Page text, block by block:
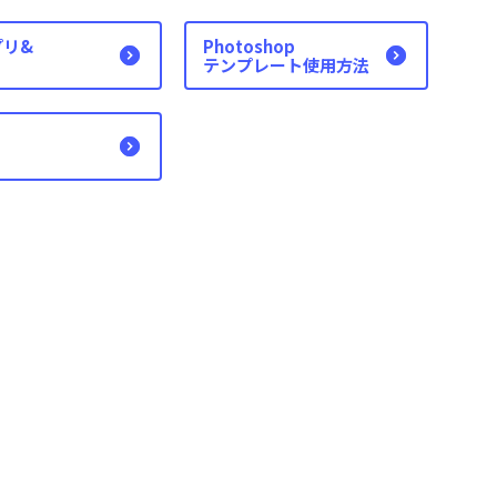
リ&
Photoshop
テンプレート使用方法